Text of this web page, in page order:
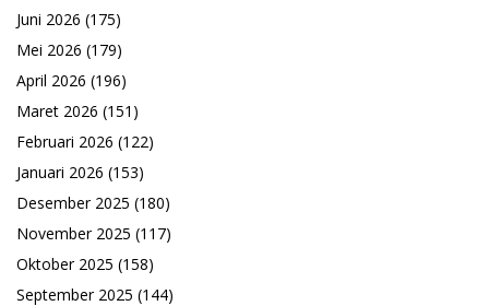
Juni 2026 (175)
Mei 2026 (179)
April 2026 (196)
Maret 2026 (151)
Februari 2026 (122)
Januari 2026 (153)
Desember 2025 (180)
November 2025 (117)
Oktober 2025 (158)
September 2025 (144)